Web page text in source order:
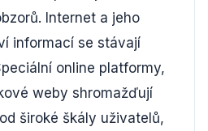
Internet a jeho
informací se stávají
online platformy,
weby shromažďují
široké škály uživatelů,